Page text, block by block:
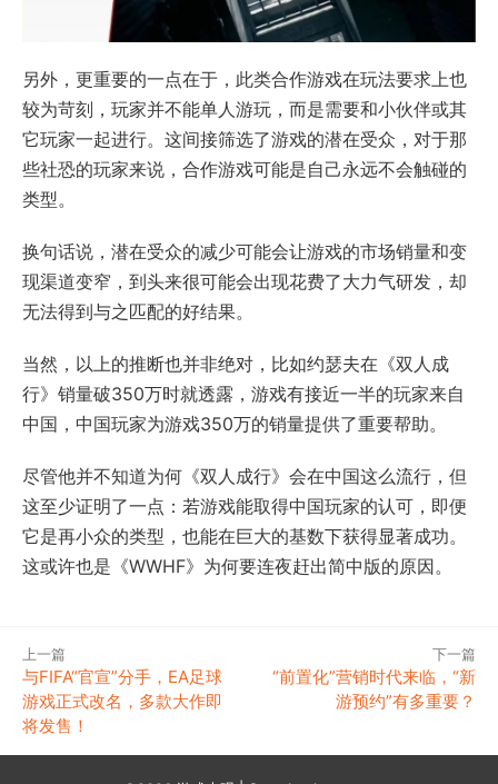
另外，更重要的一点在于，此类合作游戏在玩法要求上也
较为苛刻，玩家并不能单人游玩，而是需要和小伙伴或其
它玩家一起进行。这间接筛选了游戏的潜在受众，对于那
些社恐的玩家来说，合作游戏可能是自己永远不会触碰的
类型。
换句话说，潜在受众的减少可能会让游戏的市场销量和变
现渠道变窄，到头来很可能会出现花费了大力气研发，却
无法得到与之匹配的好结果。
当然，以上的推断也并非绝对，比如约瑟夫在《双人成
行》销量破350万时就透露，游戏有接近一半的玩家来自
中国，中国玩家为游戏350万的销量提供了重要帮助。
尽管他并不知道为何《双人成行》会在中国这么流行，但
这至少证明了一点：若游戏能取得中国玩家的认可，即便
它是再小众的类型，也能在巨大的基数下获得显著成功。
这或许也是《WWHF》为何要连夜赶出简中版的原因。
上一篇
与FIFA“官宣”分手，EA足球
游戏正式改名，多款大作即
将发售！
下一篇
“前置化”营销时代来临，“新
游预约”有多重要？